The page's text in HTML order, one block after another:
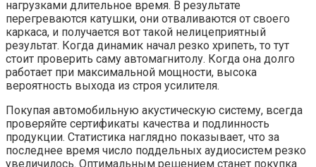
нагрузками длительное время. В результате
перегреваются катушки, они отваливаются от своего
каркаса, и получается вот такой нелицеприятный
результат. Когда динамик начал резко хрипеть, то тут
стоит проверить саму автомагнитолу. Когда она долго
работает при максимальной мощности, высока
вероятность выхода из строя усилителя.
Покупая автомобильную акустическую систему, всегда
проверяйте сертификаты качества и подлинность
продукции. Статистика наглядно показывает, что за
последнее время число поддельных аудиосистем резко
увеличилось. Оптимальным решением станет покупка